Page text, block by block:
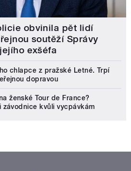
obvinila pět lidí
soutěží Správy
exšéfa
chlapce z pražské Letné. Trpí
dopravou
ženské Tour de France?
závodnice kvůli vycpávkám